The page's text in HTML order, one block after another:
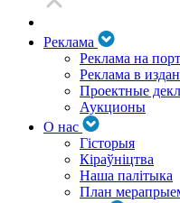
Реклама
Реклама на
Реклама в
Проектные
Аукционы
О нас
Гісторыя
Кіраўніцтва
Наша палітыка
План